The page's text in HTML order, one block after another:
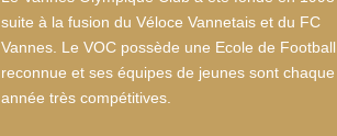
suite à la fusion du Véloce Vannetais et du FC
Vannes. Le VOC possède une Ecole de Football
reconnue et ses équipes de jeunes sont chaque
année très compétitives.